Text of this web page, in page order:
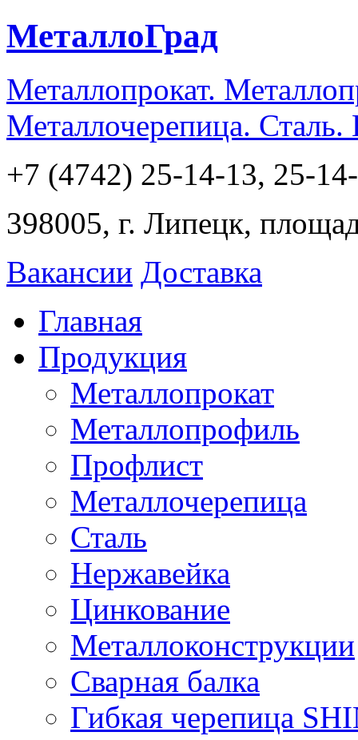
МеталлоГрад
Металлопрокат.
Металлочерепица.
+7 (4742) 25-14-13, 25-
398005, г. Липецк,
Вакансии Доставка
Главная
Продукция
Металлопрокат
Металлопрофиль
Профлист
Металлочерепица
Сталь
Нержавейка
Цинкование
Металлоконструкции
Сварная балка
Гибкая черепица